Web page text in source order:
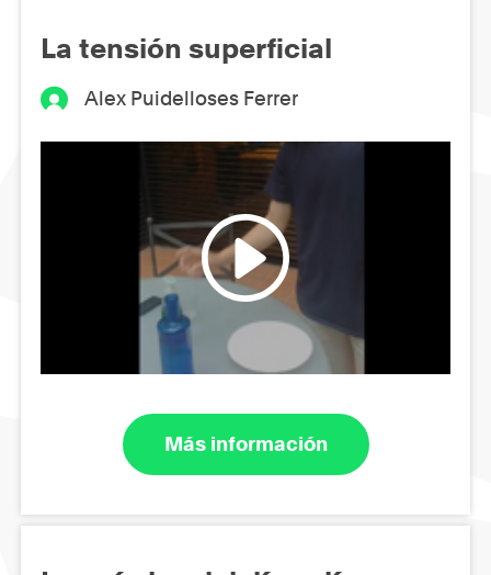
La tensión superficial
Alex Puidelloses Ferrer
Más información